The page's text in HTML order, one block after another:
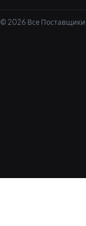
© 2026 Все Поставщики